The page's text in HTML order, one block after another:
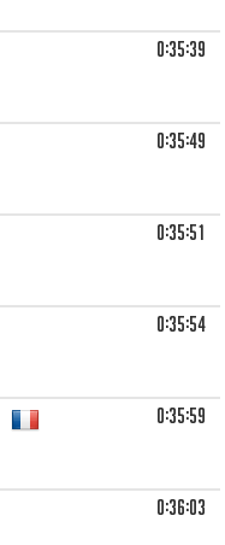
0:35:39
0:35:49
0:35:51
0:35:54
0:35:59
0:36:03